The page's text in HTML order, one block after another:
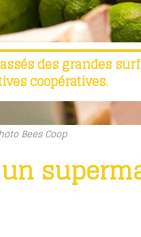
des grandes
coopératives.
Bees Coop
un